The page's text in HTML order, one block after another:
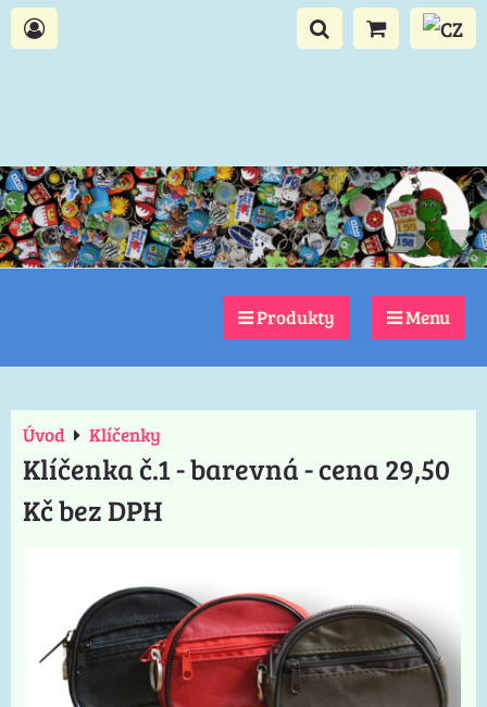
Produkty Menu
Úvod Klíčenky
Klíčenka č.1 - barevná - cena 29,50
Kč bez DPH